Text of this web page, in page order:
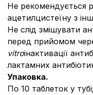
Не рекомендується
ацетилцистеїну з
Не слід змішувати
перед прийомом
vitroінактивації
лактамних
Упаковка.
По 10 таблеток у